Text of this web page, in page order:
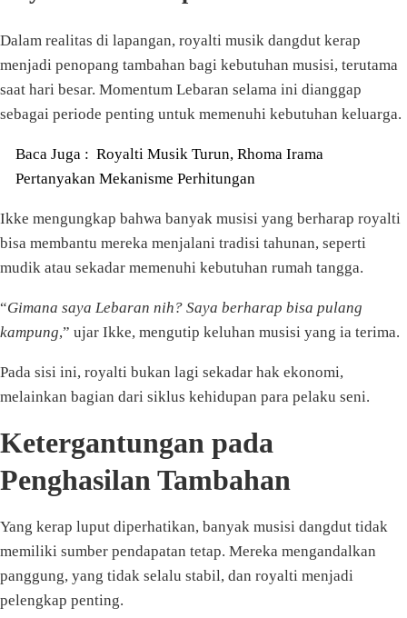
Dalam realitas di lapangan, royalti musik dangdut kerap
menjadi penopang tambahan bagi kebutuhan musisi, terutama
saat hari besar. Momentum Lebaran selama ini dianggap
sebagai periode penting untuk memenuhi kebutuhan keluarga.
Baca Juga : Royalti Musik Turun, Rhoma Irama
Pertanyakan Mekanisme Perhitungan
Ikke mengungkap bahwa banyak musisi yang berharap royalti
bisa membantu mereka menjalani tradisi tahunan, seperti
mudik atau sekadar memenuhi kebutuhan rumah tangga.
“Gimana saya Lebaran nih? Saya berharap bisa pulang
kampung,” ujar Ikke, mengutip keluhan musisi yang ia terima.
Pada sisi ini, royalti bukan lagi sekadar hak ekonomi,
melainkan bagian dari siklus kehidupan para pelaku seni.
Ketergantungan pada
Penghasilan Tambahan
Yang kerap luput diperhatikan, banyak musisi dangdut tidak
memiliki sumber pendapatan tetap. Mereka mengandalkan
panggung, yang tidak selalu stabil, dan royalti menjadi
pelengkap penting.